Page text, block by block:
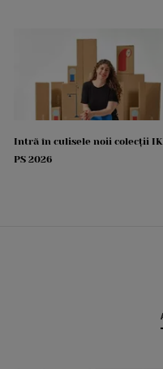
Intră în culisele noii colecții
PS 2026